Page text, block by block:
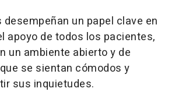
un papel clave en
apoyo de todos los pacientes,
un ambiente abierto y de
se sientan cómodos y
sus inquietudes.